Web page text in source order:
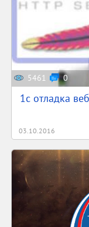
5461 0
1c отладка
03.10.2016